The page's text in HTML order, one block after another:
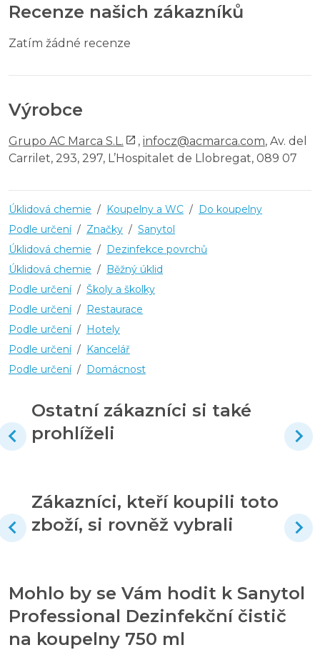
Recenze našich zákazníků
Zatím žádné recenze
Výrobce
Grupo AC Marca S.L. , infocz@acmarca.com, Av. del
Carrilet, 293, 297, L’Hospitalet de Llobregat, 089 07
Úklidová chemie / Koupelny a WC / Do koupelny
Podle určení / Značky / Sanytol
Úklidová chemie / Dezinfekce povrchů
Úklidová chemie / Běžný úklid
Podle určení / Školy a školky
Podle určení / Restaurace
Podle určení / Hotely
Podle určení / Kancelář
Podle určení / Domácnost
Ostatní zákazníci si také
prohlíželi
Zákazníci, kteří koupili toto
zboží, si rovněž vybrali
Mohlo by se Vám hodit k Sanytol
Professional Dezinfekční čistič
na koupelny 750 ml